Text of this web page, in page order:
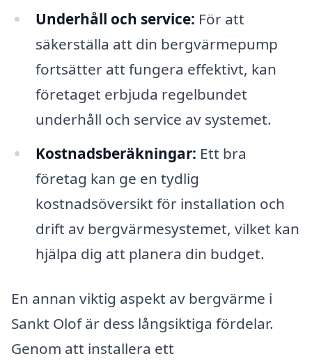
Underhåll och service: För att
säkerställa att din bergvärmepump
fortsätter att fungera effektivt, kan
företaget erbjuda regelbundet
underhåll och service av systemet.
Kostnadsberäkningar: Ett bra
företag kan ge en tydlig
kostnadsöversikt för installation och
drift av bergvärmesystemet, vilket kan
hjälpa dig att planera din budget.
En annan viktig aspekt av bergvärme i
Sankt Olof är dess långsiktiga fördelar.
Genom att installera ett